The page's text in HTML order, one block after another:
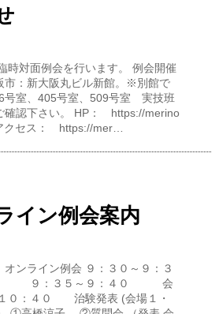
時対面例会を行います。 例会開催
市：新大阪丸ビル新館。※別館で
号室、405号室、509号室 実技班
確認下さい。 HP： https://merino
クセス： https://mer…
イン例会案内
オンライン例会 ９：３０～９：３
：３５～９：４０ 会
０：４０ 治験発表 (会場１・